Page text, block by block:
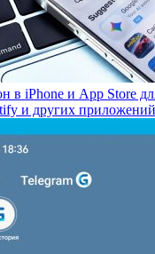
в iPhone и App Store
и других приложений